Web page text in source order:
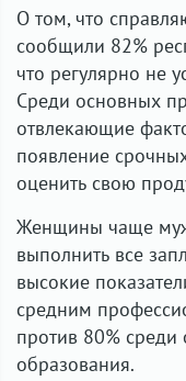
О том, что
сообщили 82%
что регулярно не
Среди основных
отвлекающие
появление
оценить свою
Женщины чаще
выполнить все
высокие
средним
против 80% среди
образования.